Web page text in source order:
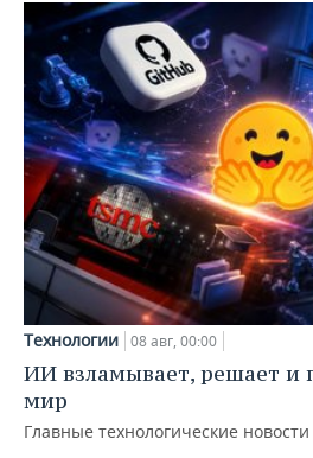
Технологии 08 авг, 00:00
ИИ взламывает, решает и
мир
Главные технологические